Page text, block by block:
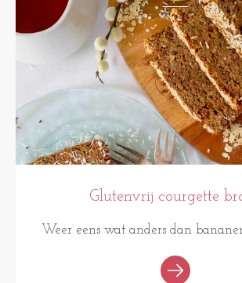
Glutenvrij courgette
Weer eens wat anders dan